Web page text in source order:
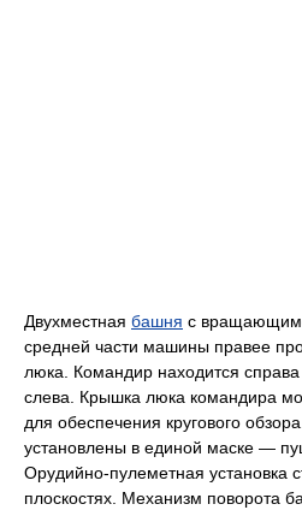
Двухместная башня с
средней части машины правее
люка. Командир находится
слева. Крышка люка командира
для обеспечения кругового
установлены в единой маске —
Орудийно-пулеметная установка
плоскостях. Механизм поворота